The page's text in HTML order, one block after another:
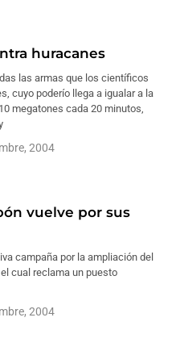
huracanes
las armas que los científicos
cuyo poderío llega a igualar a la
megatones cada 20 minutos,
2004
vuelve por sus
campaña por la ampliación del
cual reclama un puesto
2004